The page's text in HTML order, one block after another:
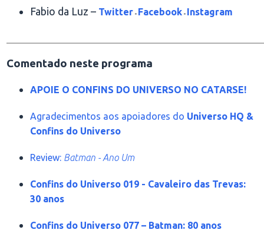
Fabio da Luz – Twitter - Facebook - Instagram
Comentado neste programa
APOIE O CONFINS DO UNIVERSO NO CATARSE!
Agradecimentos aos apoiadores do Universo HQ &
Confins do Universo
Review: Batman - Ano Um
Confins do Universo 019 - Cavaleiro das Trevas:
30 anos
Confins do Universo 077 – Batman: 80 anos